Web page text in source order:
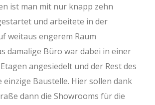
ist man mit nur knapp zehn
und arbeitete in der
weitaus engerem Raum
damalige Büro war dabei in einer
angesiedelt und der Rest des
einzige Baustelle. Hier sollen dank
dann die Showrooms für die